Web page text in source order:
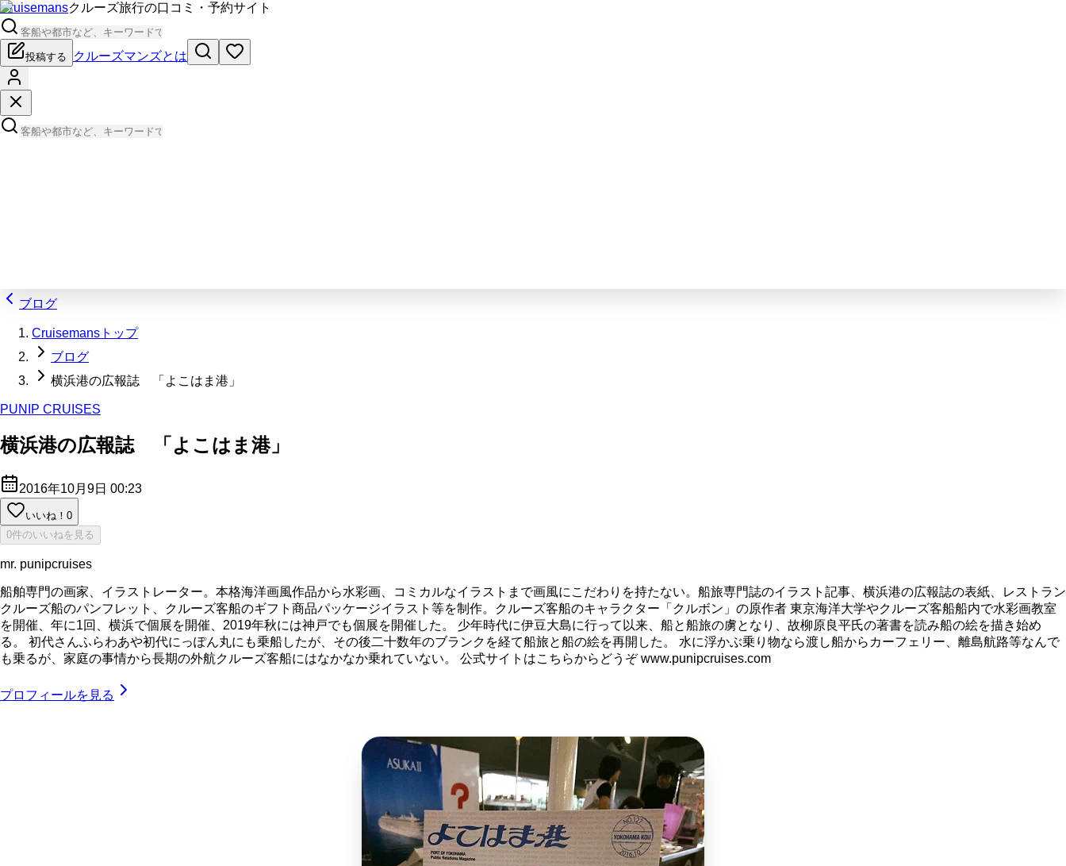
Cruisemansクルーズ旅行の口コミ・予約サイト
投稿する クルーズマンズとは
ブログ
Cruisemansトップ
ブログ
横浜港の広報誌 「よこはま港」
PUNIP CRUISES
横浜港の広報誌 「よこはま港」
2016年10月9日 00:23
いいね！ 0
0件のいいねを見る
mr. punipcruises
船舶専門の画家、イラストレーター。本格海洋画風作品から水彩画、コミカルなイラストまで画風にこだわりを持たない。船旅専門誌のイラスト記事、横浜港の広報誌の表紙、レストラン
クルーズ船のパンフレット、クルーズ客船のギフト商品パッケージイラスト等を制作。クルーズ客船のキャラクター「クルボン」の原作者 東京海洋大学やクルーズ客船船内で水彩画教室
を開催、年に1回、横浜で個展を開催、2019年秋には神戸でも個展を開催した。 少年時代に伊豆大島に行って以来、船と船旅の虜となり、故柳原良平氏の著書を読み船の絵を描き始め
る。 初代さんふらわあや初代にっぽん丸にも乗船したが、その後二十数年のブランクを経て船旅と船の絵を再開した。 水に浮かぶ乗り物なら渡し船からカーフェリー、離島航路等なんで
も乗るが、家庭の事情から長期の外航クルーズ客船にはなかなか乗れていない。 公式サイトはこちらからどうぞ www.punipcruises.com
プロフィールを見る